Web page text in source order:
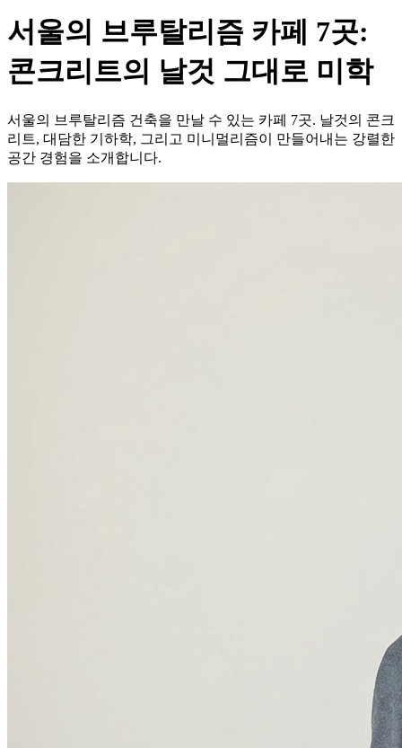
서울의 브루탈리즘 카페 7곳:
콘크리트의 날것 그대로 미학
서울의 브루탈리즘 건축을 만날 수 있는 카페 7곳. 날것의 콘크
리트, 대담한 기하학, 그리고 미니멀리즘이 만들어내는 강렬한
공간 경험을 소개합니다.